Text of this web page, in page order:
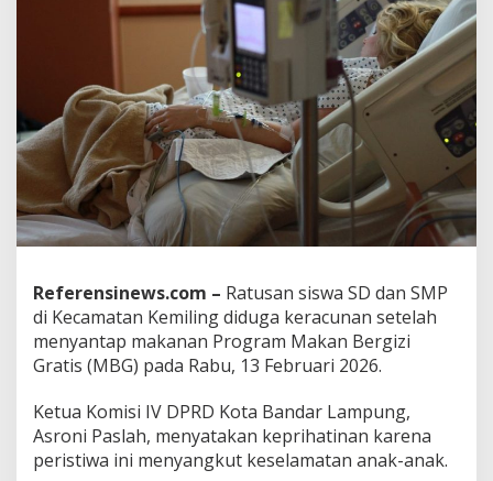
-
K
e
m
i
l
i
n
g
D
d
u
a
K
r
a
u
Referensinews.com – Ratusan siswa SD dan SMP
di Kecamatan Kemiling diduga keracunan setelah
menyantap makanan Program Makan Bergizi
Gratis (MBG) pada Rabu, 13 Februari 2026.
Ketua Komisi IV DPRD Kota Bandar Lampung,
Asroni Paslah, menyatakan keprihatinan karena
peristiwa ini menyangkut keselamatan anak-anak.